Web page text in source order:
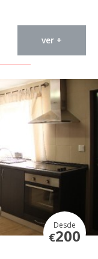
ver +
Desde
€200